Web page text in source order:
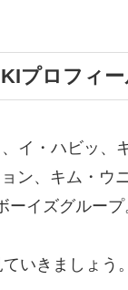
プロフィ
イ・ハビッ、
ン、キム・ウ
ーイズグループ
いきましょう